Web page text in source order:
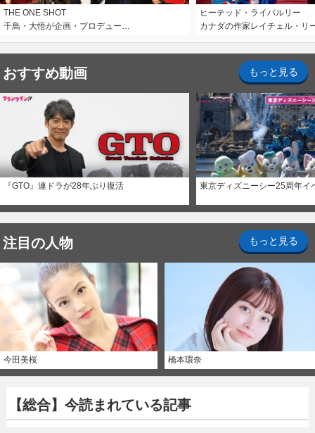
THE ONE SHOT
千鳥・大悟が企画・プロデュー…
ヒーテッド・ライバルリー
カナダの作家レイチェル・リ
おすすめ動画 もっと見る
『GTO』連ドラが28年ぶり復活 東京ディズニーシー25周年イ
注目の人物 もっと見る
今田美桜 橋本環奈
【総合】今読まれている記事